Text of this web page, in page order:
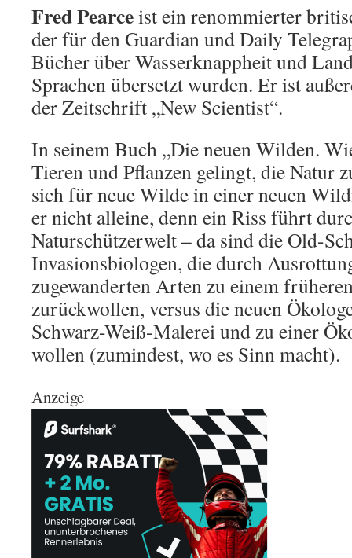
Fred Pearceist ein renommierter
der für den Guardian und Daily
Bücher über Wasserknappheit und
Sprachen übersetzt wurden. Er ist
der Zeitschrift „New Scientist“.
In seinem Buch „Die neuen Wilden.
Tieren und Pflanzen gelingt, die Natur
sich für neue Wilde in einer neuen
er nicht alleine, denn ein Riss führt
Naturschützerwelt – da sind die Old-
Invasionsbiologen, die durch
zugewanderten Arten zu einem
zurückwollen, versus die neuen
Schwarz-Weiß-Malerei und zu einer
wollen (zumindest, wo es Sinn macht).
Anzeige